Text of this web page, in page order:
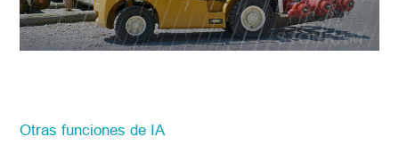
Otras funciones de IA